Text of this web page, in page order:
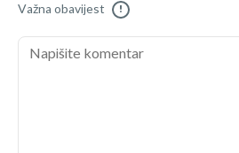
Važna obavijest !